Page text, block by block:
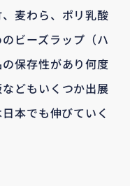
麦わら、ポリ乳酸
ビーズラップ（ハ
保存性があり何度
どもいくつか出展
本でも伸びていく